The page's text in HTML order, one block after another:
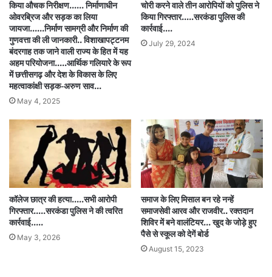
किया औचक निरीक्षण…… निर्माणाधीन
ओवरब्रिज और सड़क का लिया
जायजा……निर्माण सामग्री और निर्माण की
गुणवत्ता की ली जानकारी.. विशाखापट्टनम
बंदरगाह तक जाने वाली राज्य के हित में यह
अहम परियोजना…..आर्थिक गलियारे के रूप
में छत्तीसगढ़ और देश के विकास के लिए
महत्वाकांक्षी सड़क-अरुण साव…
May 4, 2025
चोरी करने वाले तीन आरोपियों को पुलिस ने
किया गिरफ्तार…..सरकंडा पुलिस की
कार्रवाई….
July 29, 2024
कॉलेज छात्र की हत्या…..सभी आरोपी
गिरफ्तार…..सरकंडा पुलिस ने की त्वरित
कार्रवाई…..
May 3, 2026
समाज के लिए मिसाल बन रहे नन्हें
समाजसेवी आरव और राजवीर.. रक्तदान
शिविर में बने वालंटियर… खुद के जोड़े हुए
पैसे से स्कूल को देगें बोर्ड
August 15, 2023